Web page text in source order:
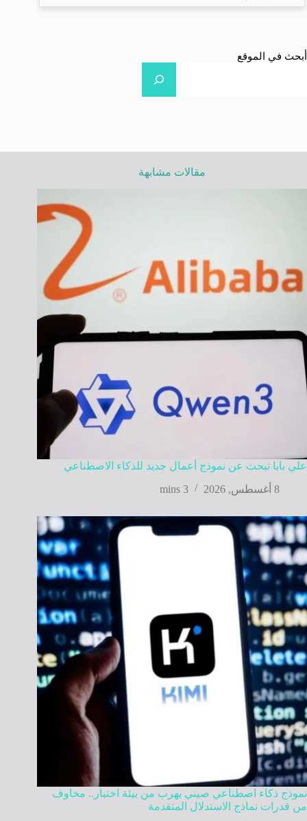
أبحث في الموقع
مقالات مشابهة
علي بابا تبحث عن نموذج أعمال جديد للذكاء الاصطناعي
8 أغسطس, 2026
3 mins
نموذج ذكاء اصطناعي صيني يهرب من بيئة اختبار.. مخاوف
من قدرات نماذج الاستدلال المتقدمة